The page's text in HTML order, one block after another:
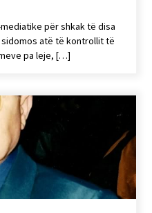
10:44.MD
për shkak të disa
atë të kontrollit të
pa leje, […]